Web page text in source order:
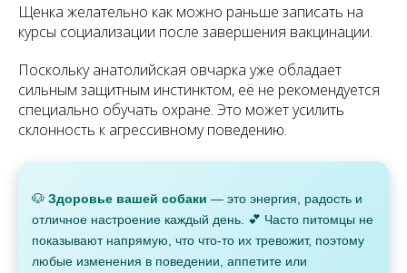
Щенка желательно как можно раньше записать на
курсы социализации после завершения вакцинации.
Поскольку анатолийская овчарка уже обладает
сильным защитным инстинктом, её не рекомендуется
специально обучать охране. Это может усилить
склонность к агрессивному поведению.
🐶 Здоровье вашей собаки — это энергия, радость и
отличное настроение каждый день. 💕 Часто питомцы не
показывают напрямую, что что-то их тревожит, поэтому
любые изменения в поведении, аппетите или